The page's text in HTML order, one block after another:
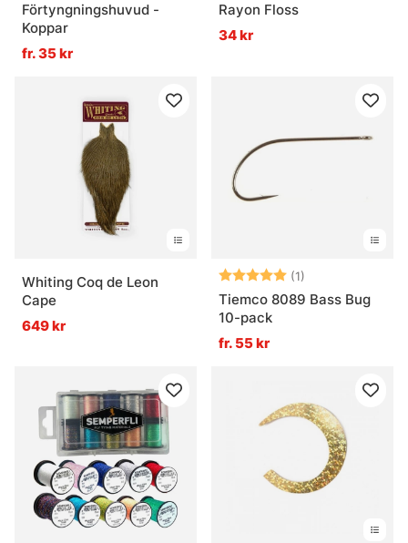
Förtyngningshuvud -
Koppar
fr. 35 kr
Rayon Floss
34 kr
Whiting Coq de Leon
Cape
649 kr
Betyg: (1)
Tiemco 8089 Bass Bug
10-pack
fr. 55 kr